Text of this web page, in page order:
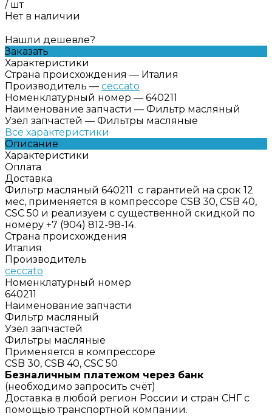
/ шт
Нет в наличии
Нашли дешевле?
Заказать
Характеристики
Страна происхождения — Италия
Производитель — ceccato
Номенклатурный номер — 640211
Наименование запчасти — Фильтр масляный
Узел запчастей — Фильтры масляные
Все характеристики
Описание
Характеристики
Оплата
Доставка
Фильтр масляный 640211 с гарантией на срок 12
мес, применяется в компрессоре CSB 30, CSB 40,
CSC 50 и реализуем с существенной скидкой по
номеру +7 (904) 812-98-14.
Страна происхождения
Италия
Производитель
ceccato
Номенклатурный номер
640211
Наименование запчасти
Фильтр масляный
Узел запчастей
Фильтры масляные
Применяется в компрессоре
CSB 30, CSB 40, CSC 50
Безналичным платежом через банк
(необходимо запросить счёт)
Доставка в любой регион России и стран СНГ с
помощью транспортной компании.